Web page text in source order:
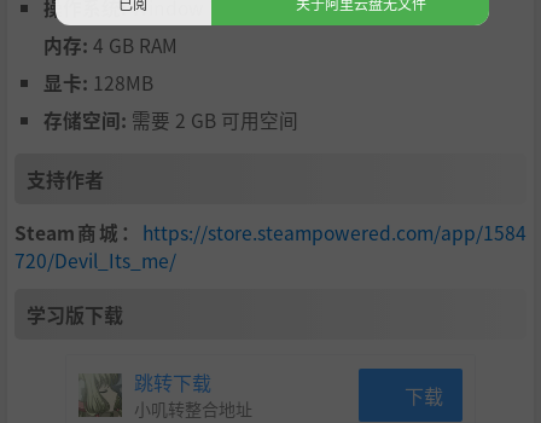
操作系统:Window 7, 10
内存: 4 GB RAM
显卡: 128MB
存储空间: 需要 2 GB 可用空间
支持作者
Steam商城： https://store.steampowered.com/app/1584
720/Devil_Its_me/
学习版下载
跳转下载
小叽转整合地址 下载